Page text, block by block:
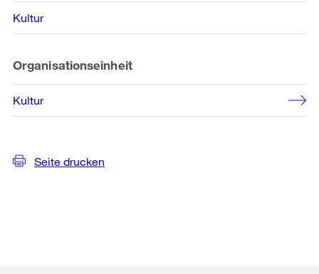
Kultur
Organisationseinheit
Kultur
Seite drucken